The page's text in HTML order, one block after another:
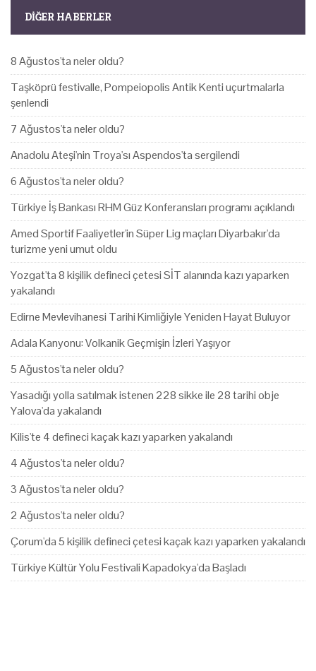
DIĞER HABERLER
8 Ağustos'ta neler oldu?
Taşköprü festivalle, Pompeiopolis Antik Kenti uçurtmalarla
şenlendi
7 Ağustos'ta neler oldu?
Anadolu Ateşi'nin Troya'sı Aspendos'ta sergilendi
6 Ağustos'ta neler oldu?
Türkiye İş Bankası RHM Güz Konferansları programı açıklandı
Amed Sportif Faaliyetler'in Süper Lig maçları Diyarbakır'da
turizme yeni umut oldu
Yozgat'ta 8 kişilik defineci çetesi SİT alanında kazı yaparken
yakalandı
Edirne Mevlevihanesi Tarihi Kimliğiyle Yeniden Hayat Buluyor
Adala Kanyonu: Volkanik Geçmişin İzleri Yaşıyor
5 Ağustos'ta neler oldu?
Yasadığı yolla satılmak istenen 228 sikke ile 28 tarihi obje
Yalova'da yakalandı
Kilis'te 4 defineci kaçak kazı yaparken yakalandı
4 Ağustos'ta neler oldu?
3 Ağustos'ta neler oldu?
2 Ağustos'ta neler oldu?
Çorum'da 5 kişilik defineci çetesi kaçak kazı yaparken yakalandı
Türkiye Kültür Yolu Festivali Kapadokya'da Başladı